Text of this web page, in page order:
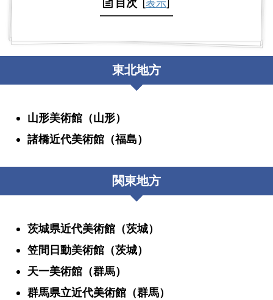
目次 [表示]
東北地方
山形美術館（山形）
諸橋近代美術館（福島）
関東地方
茨城県近代美術館（茨城）
笠間日動美術館（茨城）
天一美術館（群馬）
群馬県立近代美術館（群馬）